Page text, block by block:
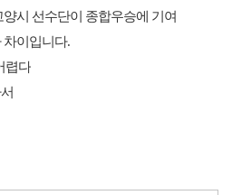
시 선수단이 종합우승에 기여
차이입니다.
렵다